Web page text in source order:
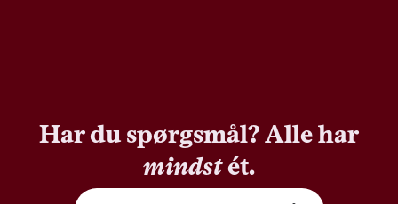
Har du spørgsmål? Alle har
mindstét.